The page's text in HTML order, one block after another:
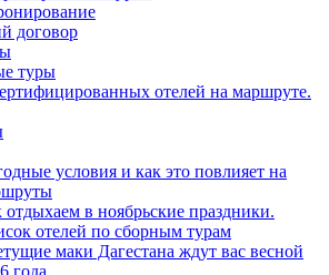
договор
туры
отелей на маршруте.
условия и как это повлияет на
отдыхаем в ноябрьские праздники.
отелей по сборным турам
маки Дагестана ждут вас весной
года.